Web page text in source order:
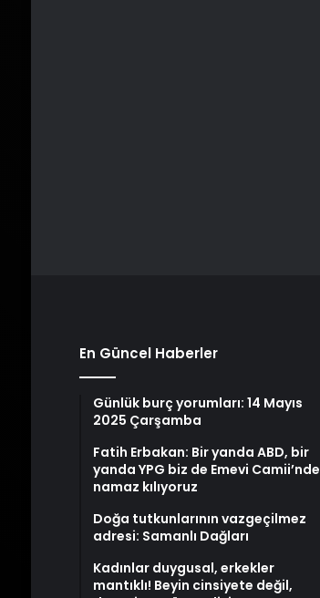
En Güncel Haberler
Günlük burç yorumları: 14 Mayıs
2025 Çarşamba
Fatih Erbakan: Bir yanda ABD, bir
yanda YPG biz de Emevi Camii’nde
namaz kılıyoruz
Doğa tutkunlarının vazgeçilmez
adresi: Samanlı Dağları
Kadınlar duygusal, erkekler
mantıklı! Beyin cinsiyete değil,